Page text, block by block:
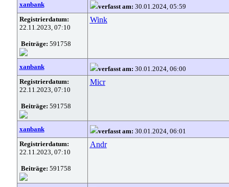
xanbank verfasst am: 30.01.2024, 05:59
Registrierdatum:
22.11.2023, 07:10
Beiträge: 591758
Wink
xanbank verfasst am: 30.01.2024, 06:00
Registrierdatum:
22.11.2023, 07:10
Beiträge: 591758
Micr
xanbank verfasst am: 30.01.2024, 06:01
Registrierdatum:
22.11.2023, 07:10
Beiträge: 591758
Andr